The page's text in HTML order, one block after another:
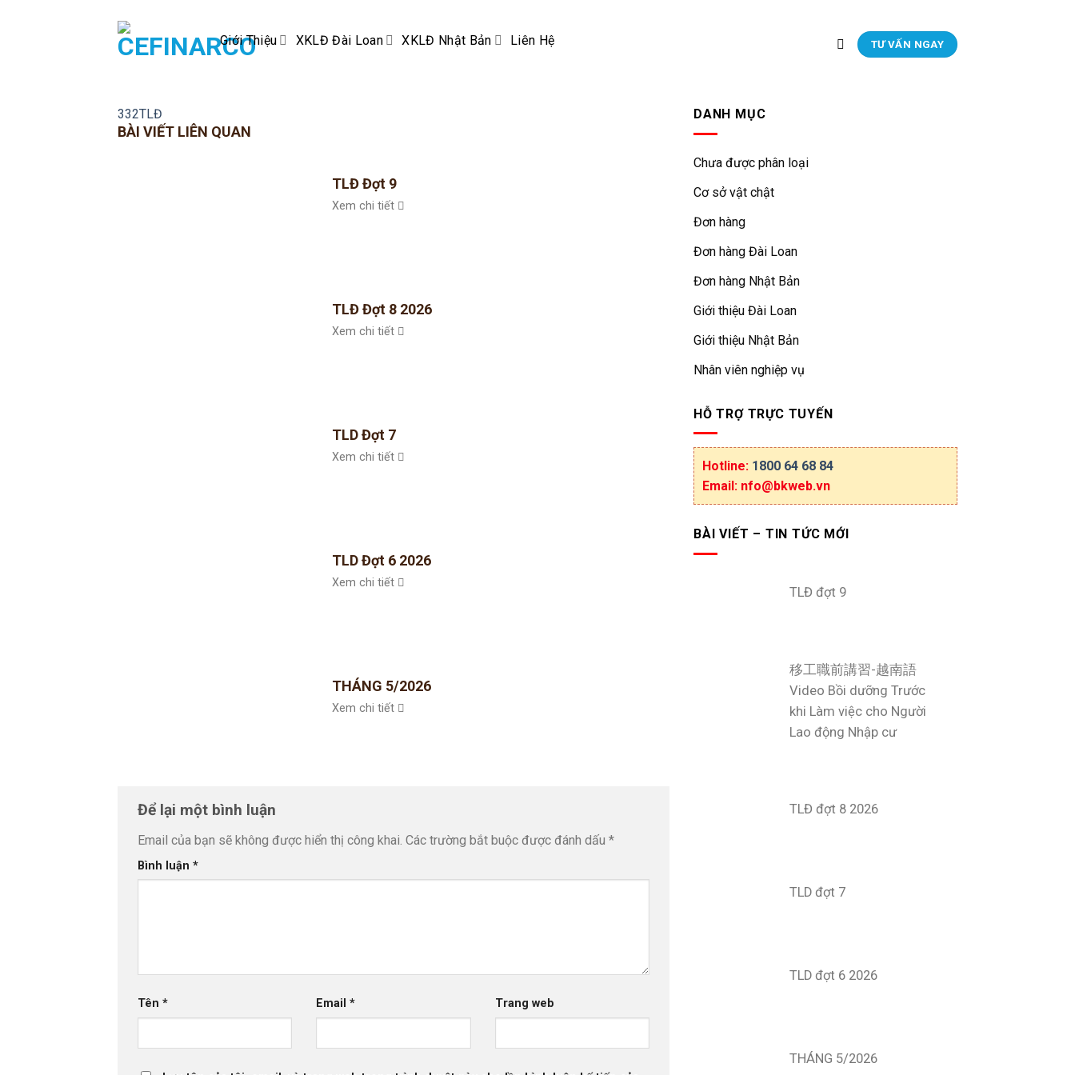
Giới Thiệu XKLĐ Đài Loan XKLĐ Nhật Bản Liên Hệ TƯ VẤN NGAY
332TLĐ
BÀI VIẾT LIÊN QUAN
TLĐ Đợt 9
Xem chi tiết
TLĐ Đợt 8 2026
Xem chi tiết
TLD Đợt 7
Xem chi tiết
TLD Đợt 6 2026
Xem chi tiết
THÁNG 5/2026
Xem chi tiết
Để lại một bình luận
Email của bạn sẽ không được hiển thị công khai. Các trường bắt buộc được đánh dấu *
Bình luận *
Tên * Email* Trang web
DANH MỤC
Chưa được phân loại
Cơ sở vật chật
Đơn hàng
Đơn hàng Đài Loan
Đơn hàng Nhật Bản
Giới thiệu Đài Loan
Giới thiệu Nhật Bản
Nhân viên nghiệp vụ
HỖ TRỢ TRỰC TUYẾN
Hotline: 1800 64 68 84
Email: nfo@bkweb.vn
BÀI VIẾT – TIN TỨC MỚI
TLĐ đợt 9
移工職前講習-越南語
Video Bồi dưỡng Trước
khi Làm việc cho Người
Lao động Nhập cư
TLĐ đợt 8 2026
TLD đợt 7
TLD đợt 6 2026
THÁNG 5/2026